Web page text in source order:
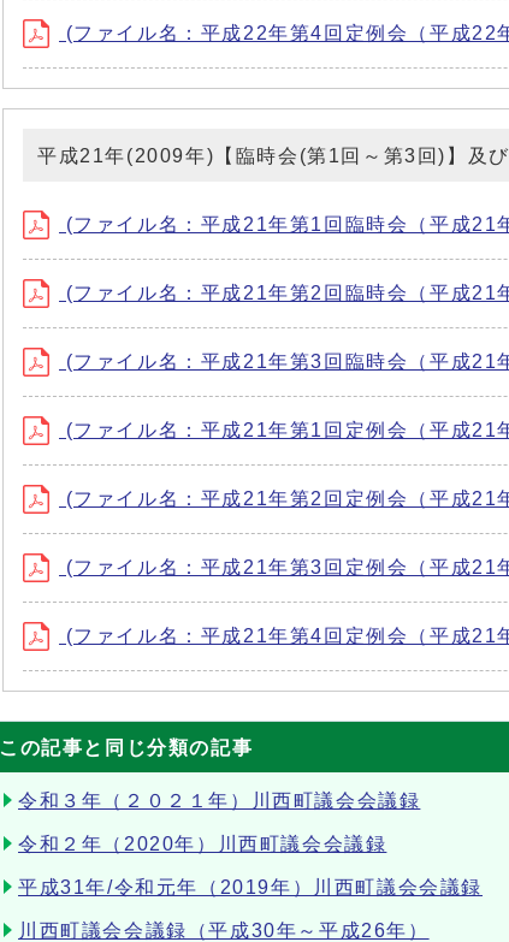
(ファイル名：平成22年第4回定例会（平成
平成21年(2009年)【臨時会(第1回～第3回)】及
(ファイル名：平成21年第1回臨時会（平成
(ファイル名：平成21年第2回臨時会（平成
(ファイル名：平成21年第3回臨時会（平成
(ファイル名：平成21年第1回定例会（平成
(ファイル名：平成21年第2回定例会（平成
(ファイル名：平成21年第3回定例会（平成
(ファイル名：平成21年第4回定例会（平成
この記事と同じ分類の記事
令和３年（２０２１年）川西町議会会議録
令和２年（2020年）川西町議会会議録
平成31年/令和元年（2019年）川西町議会会議録
川西町議会会議録（平成30年～平成26年）